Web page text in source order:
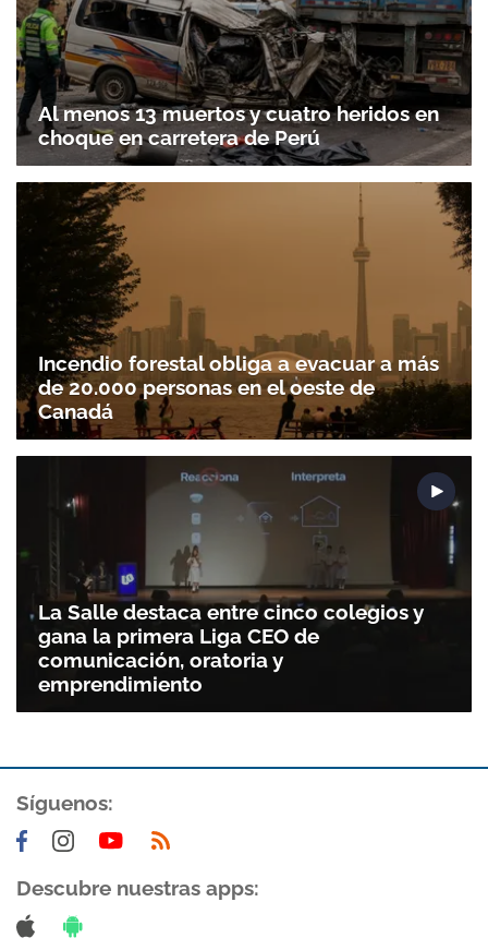
Al menos 13 muertos y cuatro heridos en
choque en carretera de Perú
Incendio forestal obliga a evacuar a más
de 20.000 personas en el oeste de
Canadá
La Salle destaca entre cinco colegios y
gana la primera Liga CEO de
comunicación, oratoria y
emprendimiento
Síguenos:
Descubre nuestras apps: